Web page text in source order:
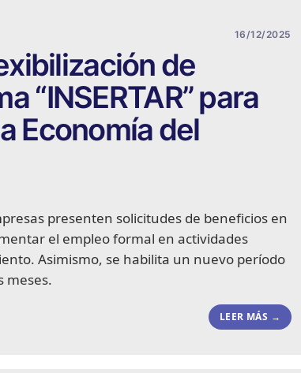
16/12/2025
de
“INSERTAR” para
Economía del
presenten solicitudes de beneficios en
el empleo formal en actividades
Asimismo, se habilita un nuevo período
meses.
LEER MÁS →